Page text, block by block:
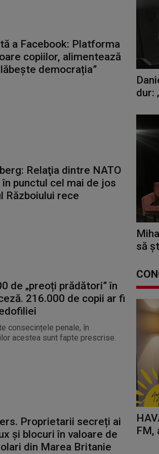
a Facebook: Platforma
copiilor, alimentează
democrația”
Relaţia dintre NATO
punctul cel mai de jos
Războiului rece
de „preoți prădători” în
216.000 de copii ar fi
consecințele penale, în
acestea sunt fapte prescrise.
Proprietarii secreți ai
și blocuri în valoare de
din Marea Britanie
dur:
să
FM,